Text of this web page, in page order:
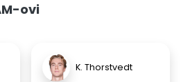
ovi
K. Thorstvedt